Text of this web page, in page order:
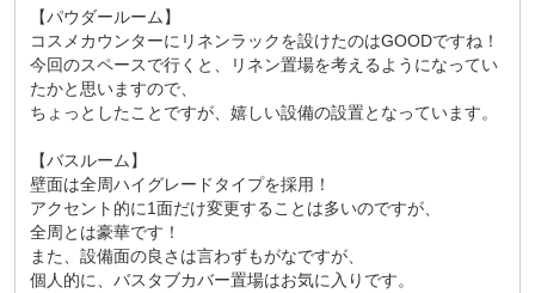
【パウダールーム】
コスメカウンターにリネンラックを設けたのはGOODですね！
今回のスペースで行くと、リネン置場を考えるようになってい
たかと思いますので、
ちょっとしたことですが、嬉しい設備の設置となっています。
【バスルーム】
壁面は全周ハイグレードタイプを採用！
アクセント的に1面だけ変更することは多いのですが、
全周とは豪華です！
また、設備面の良さは言わずもがなですが、
個人的に、バスタブカバー置場はお気に入りです。